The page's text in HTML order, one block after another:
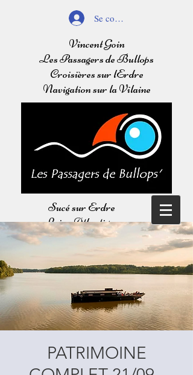
Se connecter
Vincent Goin
Les Passagers de Bullops
Croisières sur lErdre
Navigation sur la Vilaine
Sucé sur Erdre
Loire Atlantique
Balades sur l'Erdre
Navigation sur la Vilaine
PATRIMOINE